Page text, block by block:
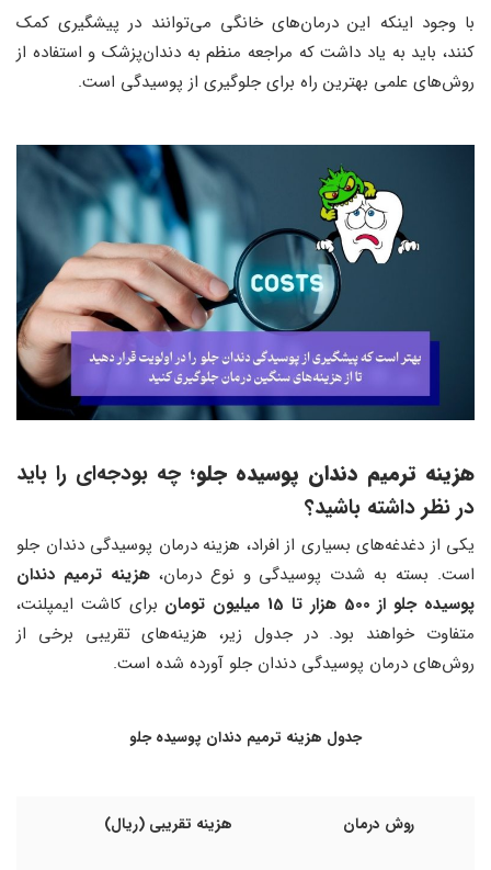
با وجود اینکه این درمان‌های خانگی می‌توانند در پیشگیری کمک
کنند، باید به یاد داشت که مراجعه منظم به دندان‌پزشک و استفاده از
روش‌های علمی بهترین راه برای جلوگیری از پوسیدگی است.
هزینه ترمیم دندان پوسیده جلو؛ چه بودجه‌ای را باید
در نظر داشته باشید؟
یکی از دغدغه‌های بسیاری از افراد، هزینه درمان پوسیدگی دندان جلو
است. بسته به شدت پوسیدگی و نوع درمان،هزینه ترمیم دندان
پوسیده جلو از 500 هزار تا 15 میلیون تومان
برای کاشت ایمپلنت،
متفاوت خواهند بود. در جدول زیر، هزینه‌های تقریبی برخی از
روش‌های درمان پوسیدگی دندان جلو آورده شده است.
جدول هزینه ترمیم دندان پوسیده جلو
روش درمان هزینه تقریبی (ریال)